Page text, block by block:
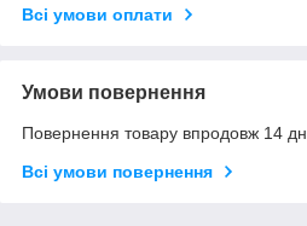
Всі умови оплати
Умови повернення
Повернення товару впродовж 14
Всі умови повернення